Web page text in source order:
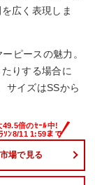
広く表現しま
ピースの魅力。
りする場合に
サイズはSSから
場で見る